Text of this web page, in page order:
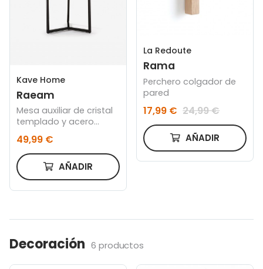
Kave Home
Raeam
Mesa auxiliar de cristal
templado y acero
acabado negro Ø50
cm
49,99 €
AÑADIR
La Redoute
Rama
Perchero colgador de
pared
17,99 € 24,99 €
AÑADIR
Decoración 6 productos